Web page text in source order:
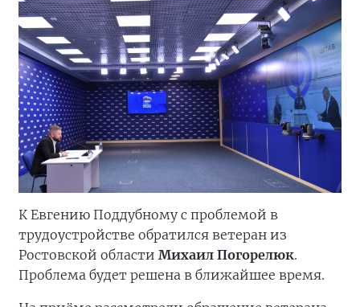
К Евгению Поддубному с проблемой в
трудоустройстве обратился ветеран из
Ростовской области Михаил Погорелюк.
Проблема будет решена в ближайшее время.